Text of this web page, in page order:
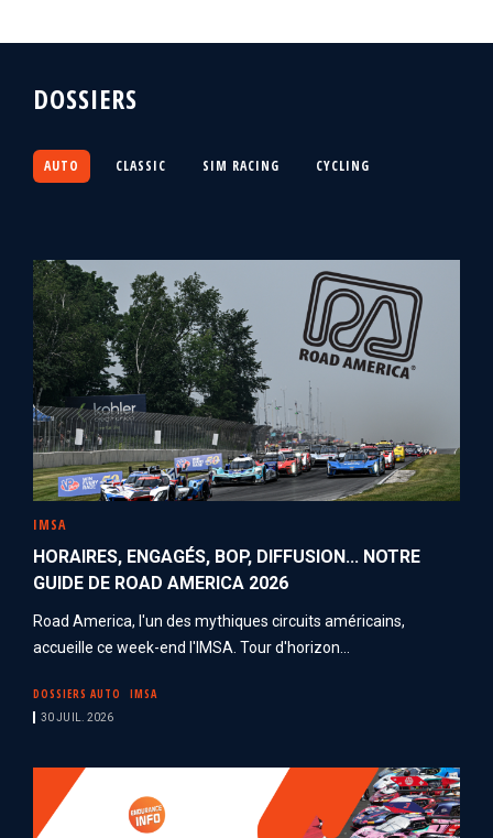
DOSSIERS
AUTO CLASSIC SIM RACING CYCLING
IMSA
HORAIRES, ENGAGÉS, BOP, DIFFUSION... NOTRE
GUIDE DE ROAD AMERICA 2026
Road America, l'un des mythiques circuits américains,
accueille ce week-end l'IMSA. Tour d'horizon...
DOSSIERS AUTO IMSA
30 JUIL. 2026